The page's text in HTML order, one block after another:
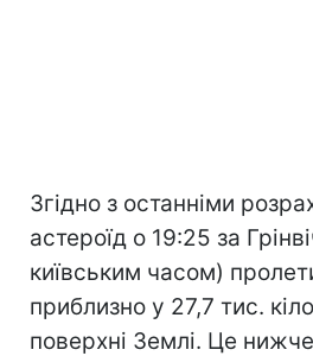
Згідно з останніми
астероїд о 19:25 за
київським часом)
приблизно у 27,7 тис.
поверхні Землі. Це